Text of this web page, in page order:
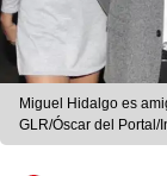
Miguel Hidalgo es
GLR/Óscar del Portal/